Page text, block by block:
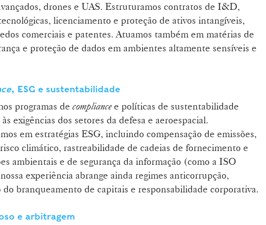
drones e UAS. Estruturamos contratos de I&D,
licenciamento e proteção de ativos intangíveis,
comerciais e patentes. Atuamos também em matérias de
e proteção de dados em ambientes altamente sensíveis e
, ESG e sustentabilidade
programas decompliancee políticas de sustentabilidade
exigências dos setores da defesa e aeroespacial.
em estratégias ESG, incluindo compensação de emissões,
climático, rastreabilidade de cadeias de fornecimento e
ambientais e de segurança da informação (como a ISO
experiência abrange ainda regimes anticorrupção,
do branqueamento de capitais e responsabilidade corporativa.
e arbitragem